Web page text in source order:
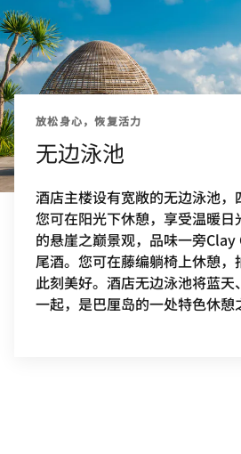
放松身心，恢复活力
无边泳池
酒店主楼设有宽敞的无边泳池，
您可在阳光下休憩，享受温暖
的悬崖之巅景观，品味一旁
尾酒。您可在藤编躺椅上休憩
此刻美好。酒店无边泳池将蓝天
一起，是巴厘岛的一处特色休憩